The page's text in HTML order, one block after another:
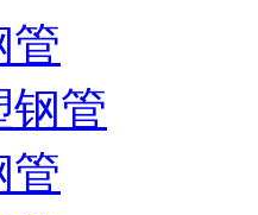
管
钢管
管